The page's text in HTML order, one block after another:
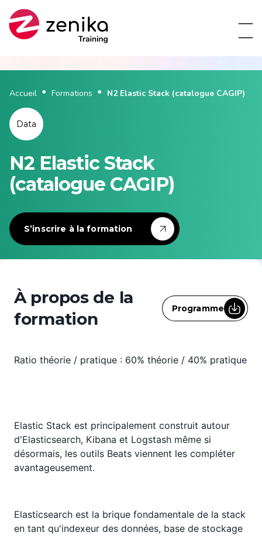
Accueil Formations N2 Elastic Stack (catalogue CAGIP)
Data
N2 Elastic Stack
(catalogue CAGIP)
S’inscrire à la formation
À propos de la
formation
Programme
Ratio théorie / pratique : 60% théorie / 40% pratique
Elastic Stack est principalement construit autour
d'Elasticsearch, Kibana et Logstash même si
désormais, les outils Beats viennent les compléter
avantageusement.
Elasticsearch est la brique fondamentale de la stack
en tant qu'indexeur des données, base de stockage